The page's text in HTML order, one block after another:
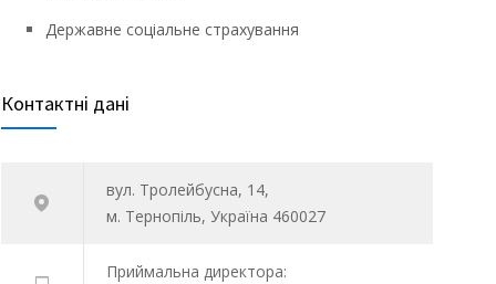
Державне соціальне страхування
Контактні дані
вул. Тролейбусна, 14,
м. Тернопіль, Україна 460027
Приймальна директора: